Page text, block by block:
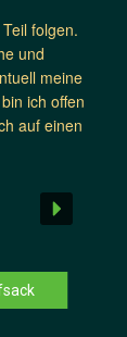
folgen.
und
meine
ich offen
auf einen